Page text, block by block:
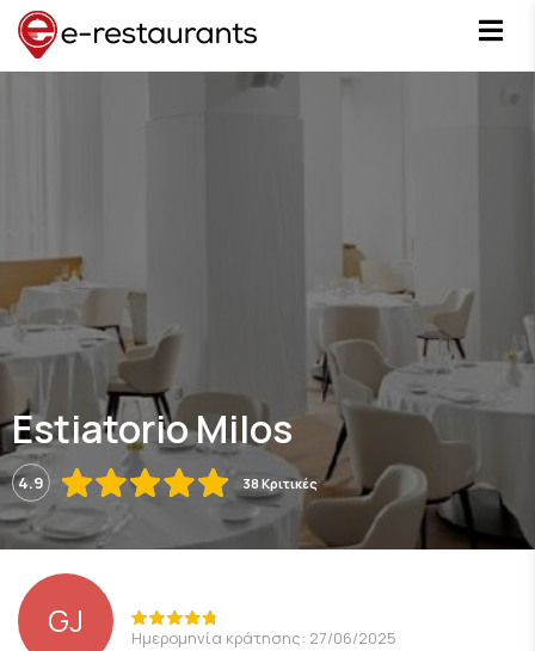
Estiatorio Milos
4.9 38 Κριτικές
GJ Ημερομηνία κράτησης: 27/06/2025